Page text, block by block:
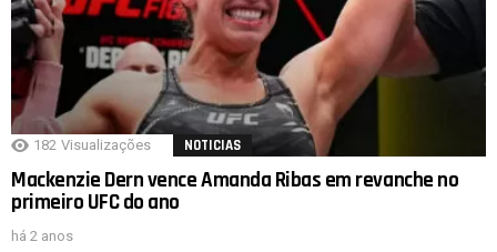
182 Visualizações NOTICIAS
Mackenzie Dern vence Amanda Ribas em revanche no
primeiro UFC do ano
há 2 anos